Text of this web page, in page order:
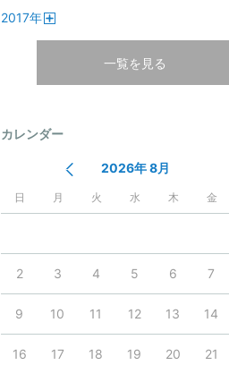
2017年
一覧を見る
カレンダー
2026年 8月
日 月 火 水 木 金
2 3 4 5 6 7
9 10 11 12 13 14
16 17 18 19 20 21